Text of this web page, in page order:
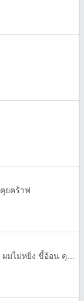
ยคร้าฟ